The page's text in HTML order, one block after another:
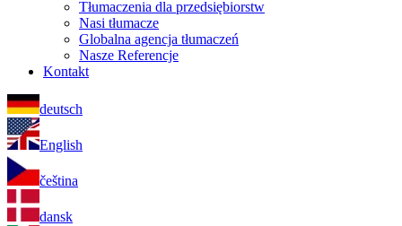
Tłumaczenia dla przedsiębiorstw
Nasi tłumacze
Globalna agencja tłumaczeń
Nasze Referencje
Kontakt
deutsch
English
čeština
dansk